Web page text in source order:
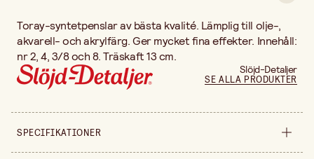
Toray-syntetpenslar av bästa kvalité. Lämplig till olje-,
akvarell- och akrylfärg. Ger mycket fina effekter. Innehåll:
nr 2, 4, 3/8 och 8. Träskaft 13 cm.
Slöjd-Detaljer
SE ALLA PRODUKTER
SPECIFIKATIONER